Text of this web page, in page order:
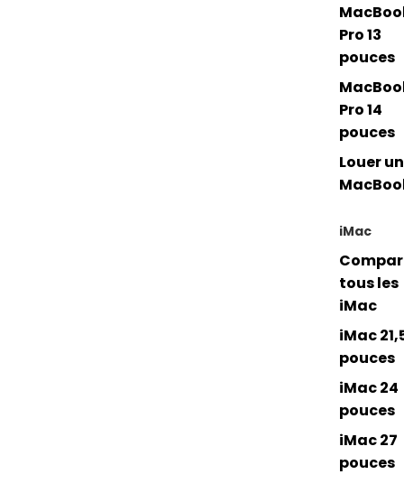
Pro 13
pouces
Pro 14
pouces
Louer un
iMac
tous les
iMac
iMac
pouces
iMac 24
pouces
iMac 27
pouces